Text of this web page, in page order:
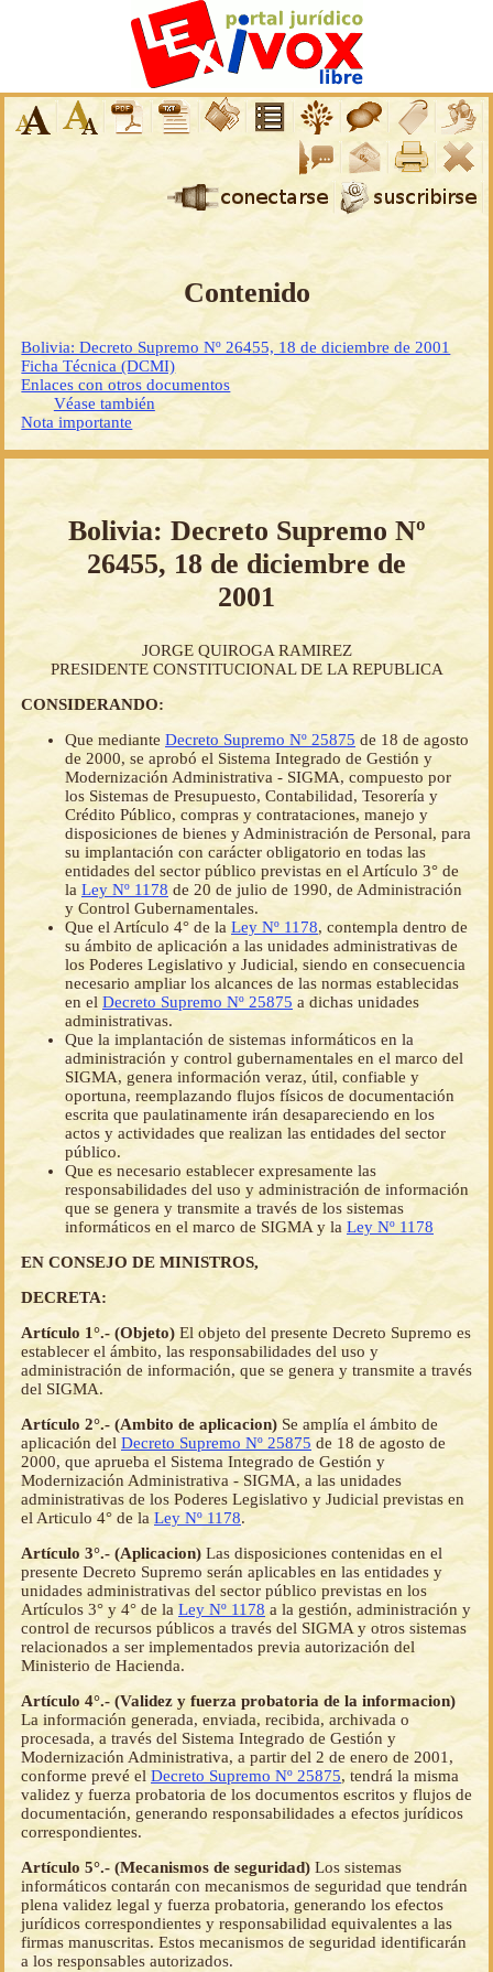
Contenido
Bolivia: Decreto Supremo Nº 26455, 18 de diciembre de 2001
Ficha Técnica (DCMI)
Enlaces con otros documentos
Véase también
Nota importante
Bolivia: Decreto Supremo Nº
26455, 18 de diciembre de
2001
JORGE QUIROGA RAMIREZ
PRESIDENTE CONSTITUCIONAL DE LA REPUBLICA
CONSIDERANDO:
Que mediante Decreto Supremo Nº 25875 de 18 de agosto
de 2000, se aprobó el Sistema Integrado de Gestión y
Modernización Administrativa - SIGMA, compuesto por
los Sistemas de Presupuesto, Contabilidad, Tesorería y
Crédito Público, compras y contrataciones, manejo y
disposiciones de bienes y Administración de Personal, para
su implantación con carácter obligatorio en todas las
entidades del sector público previstas en el Artículo 3° de
la Ley Nº 1178 de 20 de julio de 1990, de Administración
y Control Gubernamentales.
Que el Artículo 4° de la Ley Nº 1178, contempla dentro de
su ámbito de aplicación a las unidades administrativas de
los Poderes Legislativo y Judicial, siendo en consecuencia
necesario ampliar los alcances de las normas establecidas
en el Decreto Supremo Nº 25875 a dichas unidades
administrativas.
Que la implantación de sistemas informáticos en la
administración y control gubernamentales en el marco del
SIGMA, genera información veraz, útil, confiable y
oportuna, reemplazando flujos físicos de documentación
escrita que paulatinamente irán desapareciendo en los
actos y actividades que realizan las entidades del sector
público.
Que es necesario establecer expresamente las
responsabilidades del uso y administración de información
que se genera y transmite a través de los sistemas
informáticos en el marco de SIGMA y la Ley Nº 1178
EN CONSEJO DE MINISTROS,
DECRETA:
Artículo 1°.- (Objeto) El objeto del presente Decreto Supremo es
establecer el ámbito, las responsabilidades del uso y
administración de información, que se genera y transmite a través
del SIGMA.
Artículo 2°.- (Ambito de aplicacion) Se amplía el ámbito de
aplicación del Decreto Supremo Nº 25875 de 18 de agosto de
2000, que aprueba el Sistema Integrado de Gestión y
Modernización Administrativa - SIGMA, a las unidades
administrativas de los Poderes Legislativo y Judicial previstas en
el Articulo 4° de la Ley Nº 1178.
Artículo 3°.- (Aplicacion) Las disposiciones contenidas en el
presente Decreto Supremo serán aplicables en las entidades y
unidades administrativas del sector público previstas en los
Artículos 3° y 4° de laLey Nº 1178 a la gestión, administración y
control de recursos públicos a través del SIGMA y otros sistemas
relacionados a ser implementados previa autorización del
Ministerio de Hacienda.
Artículo 4°.- (Validez y fuerza probatoria de la informacion)
La información generada, enviada, recibida, archivada o
procesada, a través del Sistema Integrado de Gestión y
Modernización Administrativa, a partir del 2 de enero de 2001,
conforme prevé el Decreto Supremo Nº 25875, tendrá la misma
validez y fuerza probatoria de los documentos escritos y flujos de
documentación, generando responsabilidades a efectos jurídicos
correspondientes.
Artículo 5°.- (Mecanismos de seguridad) Los sistemas
informáticos contarán con mecanismos de seguridad que tendrán
plena validez legal y fuerza probatoria, generando los efectos
jurídicos correspondientes y responsabilidad equivalentes a las
firmas manuscritas. Estos mecanismos de seguridad identificarán
a los responsables autorizados.